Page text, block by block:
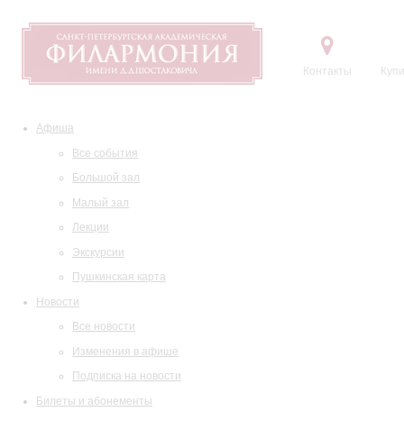
Контакты
Афиша
Все события
Большой зал
Малый зал
Лекции
Экскурсии
Пушкинская карта
Новости
Все новости
Изменения в афише
Подписка на новости
Билеты и абонементы